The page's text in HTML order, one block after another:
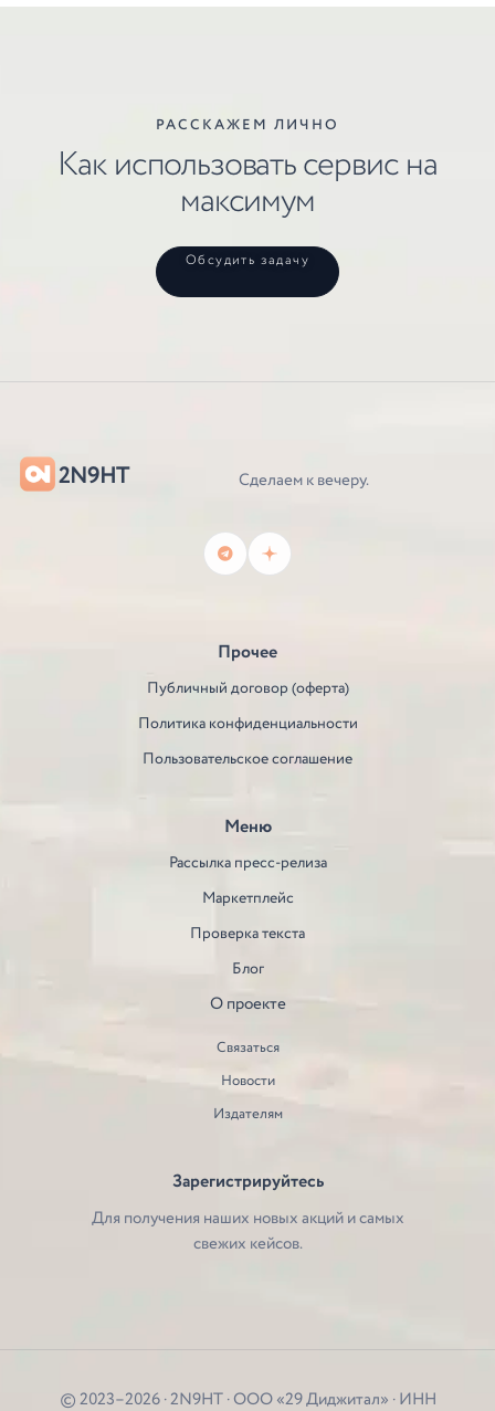
РАССКАЖЕМ ЛИЧНО
Как использовать сервис на
максимум
Обсудить задачу
2N9HT Сделаем к вечеру.
Прочее
Публичный договор (оферта)
Политика конфиденциальности
Пользовательское соглашение
Меню
Рассылка пресс-релиза
Маркетплейс
Проверка текста
Блог
О проекте
Связаться
Новости
Издателям
Зарегистрируйтесь
Для получения наших новых акций и самых
свежих кейсов.
© 2023–2026 · 2N9HT · ООО «29 Диджитал» · ИНН